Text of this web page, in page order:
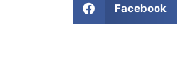
Facebook